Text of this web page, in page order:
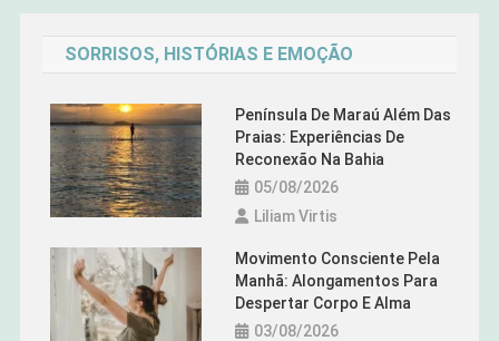
SORRISOS, HISTÓRIAS E EMOÇÃO
Península De Maraú Além Das
Praias: Experiências De
Reconexão Na Bahia
05/08/2026
Liliam Virtis
Movimento Consciente Pela
Manhã: Alongamentos Para
Despertar Corpo E Alma
03/08/2026